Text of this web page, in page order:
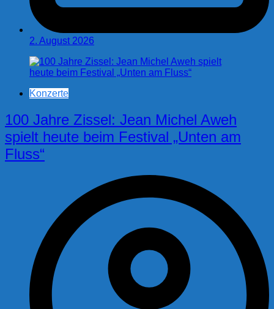
2. August 2026
Konzerte
100 Jahre Zissel: Jean Michel Aweh
spielt heute beim Festival „Unten am
Fluss“